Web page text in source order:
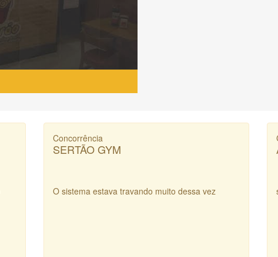
Concorrência
SERTÃO GYM
O sistema estava travando muito dessa vez